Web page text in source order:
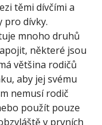
těmi dívčími a
pro dívky.
mnoho druhů
některé jsou
většina rodičů
aby jej svému
nemusí rodič
použít pouze
v prvních